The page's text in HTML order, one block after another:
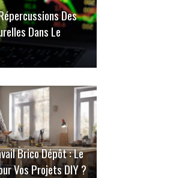
Des
Dans Le
Brico Dépôt : Le
Vos Projets DIY ?